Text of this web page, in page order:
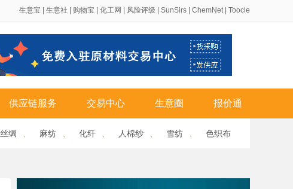
生意宝 生意社 购物宝 化工网 风险评级 SunSirs ChemNet| Toocle
供应链服务 交易中心 生意圈 报价通
丝绸 麻纺 化纤 人棉纱 雪纺 色织布